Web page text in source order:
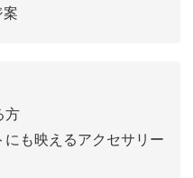
方
も映えるアクセサリー